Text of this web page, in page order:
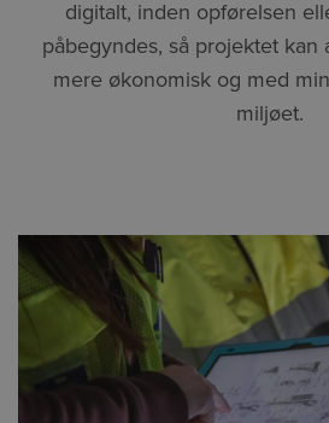
digitalt, inden opførelsen
påbegyndes, så projektet kan
mere økonomisk og med
miljøet.